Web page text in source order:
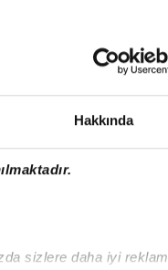
Hakkında
sizlere daha iyi reklam